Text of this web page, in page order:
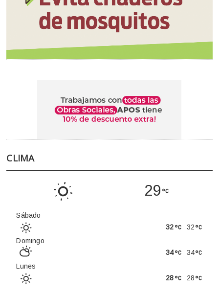
CLIMA
29
Sábado
32
32
Domingo
34
34
Lunes
28
28